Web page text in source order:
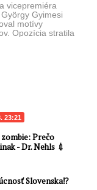
vicepremiéra
Gyimesi
motívy
Opozícia stratila
23:21
Prečo
- Dr. Nehls 💉
Slovenska⁉️